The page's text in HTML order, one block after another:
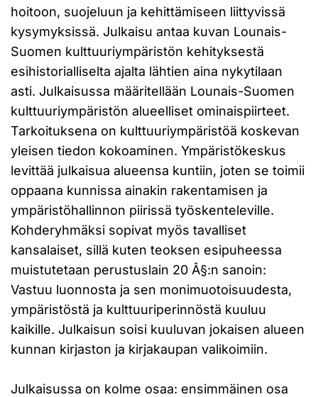
hoitoon, suojeluun ja kehittämiseen liittyvissä
kysymyksissä. Julkaisu antaa kuvan Lounais-
Suomen kulttuuriympäristön kehityksestä
esihistorialliselta ajalta lähtien aina nykytilaan
asti. Julkaisussa määritellään Lounais-Suomen
kulttuuriympäristön alueelliset ominaispiirteet.
Tarkoituksena on kulttuuriympäristöä koskevan
yleisen tiedon kokoaminen. Ympäristökeskus
levittää julkaisua alueensa kuntiin, joten se toimii
oppaana kunnissa ainakin rakentamisen ja
ympäristöhallinnon piirissä työskenteleville.
Kohderyhmäksi sopivat myös tavalliset
kansalaiset, sillä kuten teoksen esipuheessa
muistutetaan perustuslain 20 Â§:n sanoin:
Vastuu luonnosta ja sen monimuotoisuudesta,
ympäristöstä ja kulttuuriperinnöstä kuuluu
kaikille. Julkaisun soisi kuuluvan jokaisen alueen
kunnan kirjaston ja kirjakaupan valikoimiin.
Julkaisussa on kolme osaa: ensimmäinen osa